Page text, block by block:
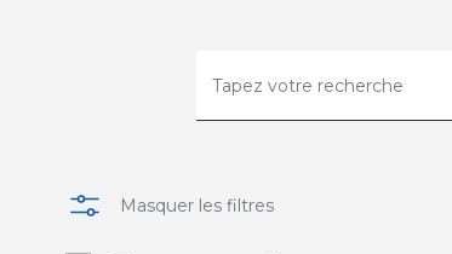
Masquer les filtres